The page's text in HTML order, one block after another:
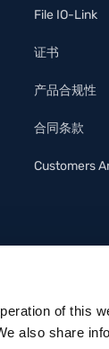
of this
also share
File IO-Link
证书
产品合规性
合同条款
Customers